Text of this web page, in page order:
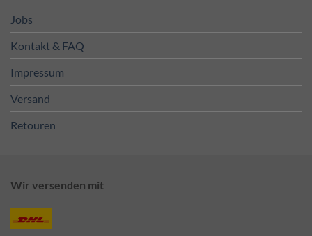
Jobs
Kontakt & FAQ
Impressum
Versand
Retouren
Wir versenden mit